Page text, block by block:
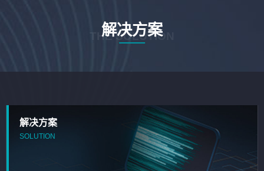
解决方案
THE SOLUTION
解决方案
SOLUTION